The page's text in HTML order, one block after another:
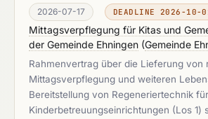
2026-07-17 DEADLINE 2026-10-
Mittagsverpflegung für Kitas und
der Gemeinde Ehningen (Gemeinde
Rahmenvertrag über die Lieferung von
Mittagsverpflegung und weiteren
Bereitstellung von Regeneriertechnik
Kinderbetreuungseinrichtungen (Los 1)